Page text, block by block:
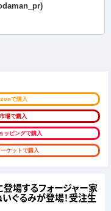
で購入
場で購入
ッピングで購入
ケットで購入
登場するフォージャー家
ぐるみが登場！受注生